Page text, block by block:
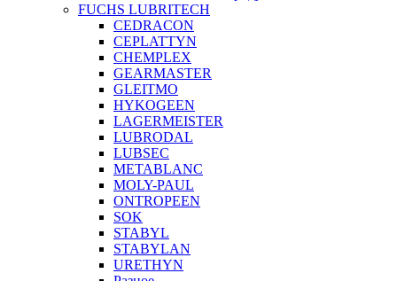
FUCHS LUBRITECH
CEDRACON
CEPLATTYN
CHEMPLEX
GEARMASTER
GLEITMO
HYKOGEEN
LAGERMEISTER
LUBRODAL
LUBSEC
METABLANC
MOLY-PAUL
ONTROPEEN
SOK
STABYL
STABYLAN
URETHYN